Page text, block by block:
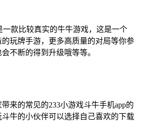
一款比较真实的牛牛游戏，这是一个
玩牌手游，更多高质量的对局等你参
不断的得到升级哦等等。
带来的常见的233小游戏斗牛手机app的
牛的小伙伴可以选择自己喜欢的下载